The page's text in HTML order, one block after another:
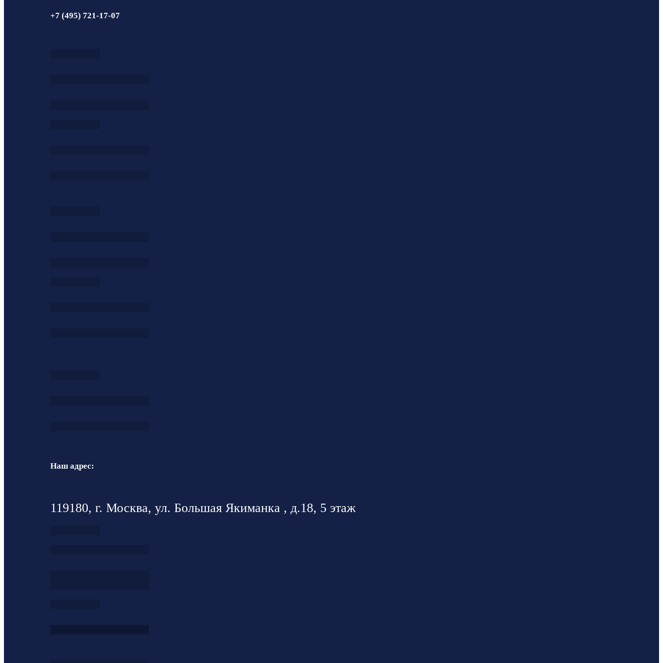
+7 (495) 721-17-07
Наш адрес:
119180, г. Москва, ул. Большая Якиманка , д.18, 5 этаж